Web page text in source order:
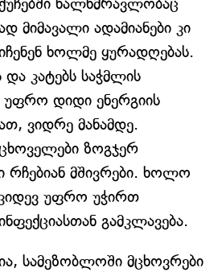
ხალხმრავლობაც
მიმავალი ადამიანები კი
ხოლმე ყურადღებას.
კატებს საჭმლის
უფრო დიდი ენერგიის
ვიდრე მანამდე.
ზოგჯერ
რჩებიან მშივრები. ხოლო
უფრო უჭირთ
გამკლავება.
სამეზობლოში მცხოვრები